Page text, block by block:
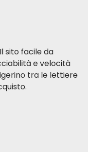
sito facile da
e velocità
tra le lettiere